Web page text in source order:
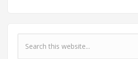
Форма поиска